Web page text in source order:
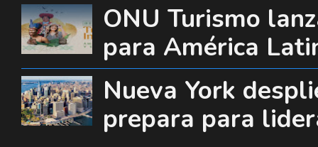
ONU Turismo
para América
Nueva York
prepara para